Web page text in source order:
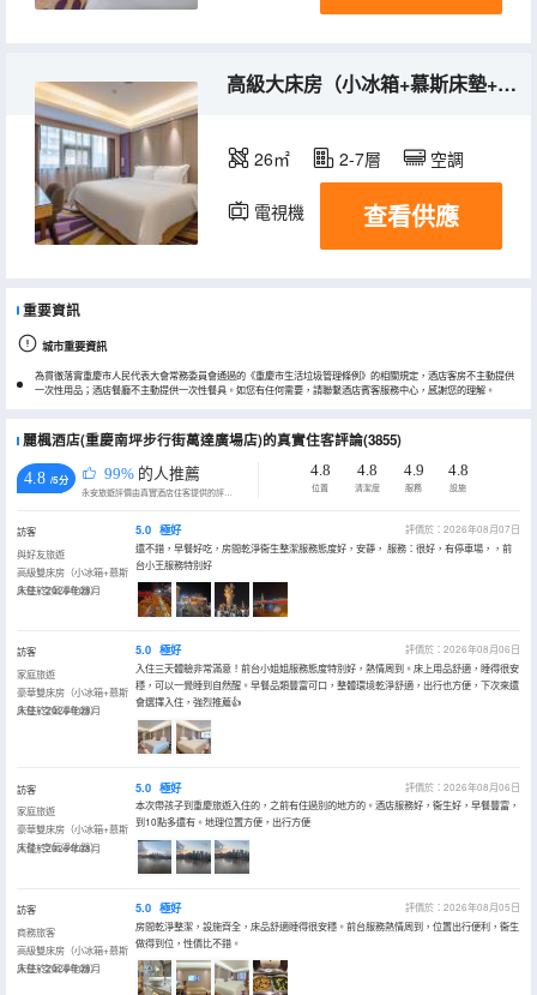
高級大床房（小冰箱+慕斯床墊+空氣淨化器）
26㎡ 2-7層 空調
電視機 冰箱
查看供應
重要資訊
城市重要資訊
為貫徹落實重慶市人民代表大會常務委員會通過的《重慶市生活垃圾管理條例》的相關規定，酒店客房不主動提供
一次性用品；酒店餐廳不主動提供一次性餐具。如您有任何需要，請聯繫酒店賓客服務中心，感謝您的理解。
麗楓酒店(重慶南坪步行街萬達廣場店)的真實住客評論(3855)
4.8 /5分 99% 的人推薦
永安旅遊評價由真實酒店住客提供的評價。
4.8
位置
4.8
清潔度
4.9
服務
4.8
設施
訪客
與好友旅遊
高級雙床房（小冰箱+慕斯
床墊+空氣凈化器）
入住於2026年08月
5.0 極好
評價於：2026年08月07日
還不錯，早餐好吃，房間乾淨衞生整潔服務態度好，安靜， 服務：很好，有停車場，，前
台小王服務特別好
訪客
家庭旅遊
豪華雙床房（小冰箱+慕斯
床墊+空氣凈化器）
入住於2026年08月
5.0 極好
評價於：2026年08月06日
入住三天體驗非常滿意！前台小姐姐服務態度特別好，熱情周到。床上用品舒適，睡得很安
穩，可以一覺睡到自然醒。早餐品類豐富可口，整體環境乾淨舒適，出行也方便，下次來還
會選擇入住，強烈推薦👍
訪客
家庭旅遊
豪華雙床房（小冰箱+慕斯
床墊+空氣凈化器）
入住於2026年08月
5.0 極好
評價於：2026年08月06日
本次帶孩子到重慶旅遊入住的，之前有住過別的地方的。酒店服務好，衞生好，早餐豐富，
到10點多還有。地理位置方便，出行方便
訪客
商務旅客
高級雙床房（小冰箱+慕斯
床墊+空氣凈化器）
入住於2026年08月
5.0 極好
評價於：2026年08月05日
房間乾淨整潔，設施齊全，床品舒適睡得很安穩。前台服務熱情周到，位置出行便利，衞生
做得到位，性價比不錯。